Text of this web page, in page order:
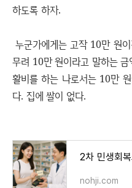
하도록 하자.
누군가에게는 고작 10만 원
무려 10만 원이라고 말하는
활비를 하는 나로서는 10만
다. 집에 쌀이 없다.
nohji.com